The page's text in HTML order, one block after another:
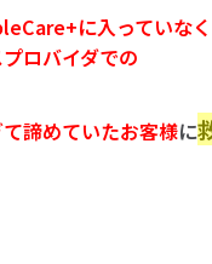
に入っていな
ロバイダでの
諦めていたお客様に